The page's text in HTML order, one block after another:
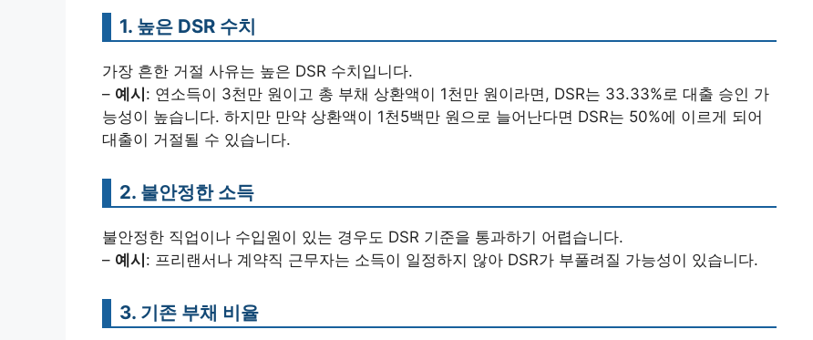
1. 높은 DSR 수치
가장 흔한 거절 사유는 높은 DSR 수치입니다.
– 예시 : 연소득이 3천만 원이고 총 부채 상환액이 1천만 원이라면, DSR는 33.33%로 대출 승인 가
능성이 높습니다. 하지만 만약 상환액이 1천5백만 원으로 늘어난다면 DSR는 50%에 이르게 되어
대출이 거절될 수 있습니다.
2. 불안정한 소득
불안정한 직업이나 수입원이 있는 경우도 DSR 기준을 통과하기 어렵습니다.
– 예시 : 프리랜서나 계약직 근무자는 소득이 일정하지 않아 DSR가 부풀려질 가능성이 있습니다.
3. 기존 부채 비율